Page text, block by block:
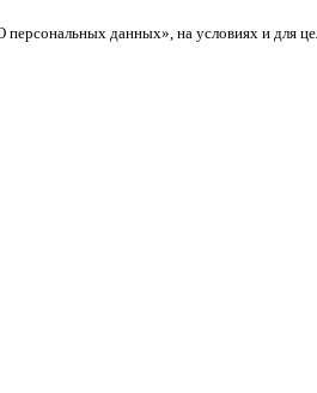
данных», на условиях и для